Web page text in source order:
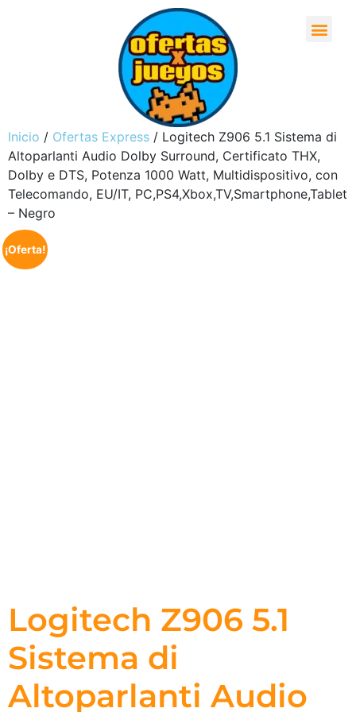
Inicio / Ofertas Express / Logitech Z906 5.1 Sistema di
Altoparlanti Audio Dolby Surround, Certificato THX,
Dolby e DTS, ‎Potenza 1000 Watt, Multidispositivo, con
Telecomando, EU/IT, PC,PS4,Xbox,TV,Smartphone,Tablet
– Negro
¡Oferta!
Logitech Z906 5.1
Sistema di
Altoparlanti Audio